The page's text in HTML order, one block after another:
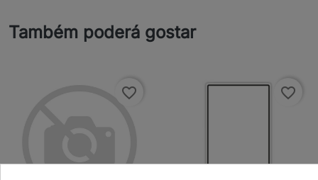
Também poderá gostar
favorite_border favorite_border